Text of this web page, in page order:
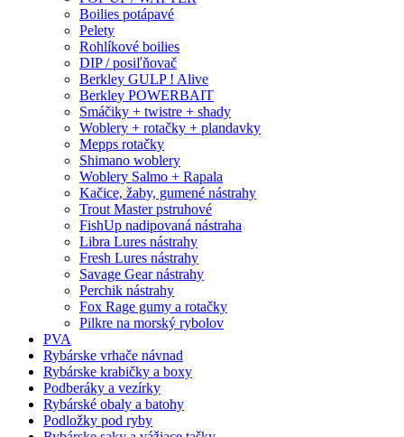
Boilies potápavé
Pelety
Rohlíkové boilies
DIP / posiľňovač
Berkley GULP ! Alive
Berkley POWERBAIT
Smáčiky + twistre + shady
Woblery + rotačky + plandavky
Mepps rotačky
Shimano woblery
Woblery Salmo + Rapala
Kačice, žaby, gumené nástrahy
Trout Master pstruhové
FishUp nadipovaná nástraha
Libra Lures nástrahy
Fresh Lures nástrahy
Savage Gear nástrahy
Perchik nástrahy
Fox Rage gumy a rotačky
Pilkre na morský rybolov
PVA
Rybárske vrhače návnad
Rybárske krabičky a boxy
Podberáky a vezírky
Rybárské obaly a batohy
Podložky pod ryby